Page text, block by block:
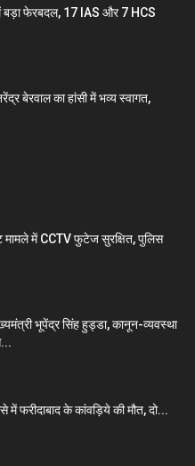
बड़ा फेरबदल, 17 IAS और 7 HCS
बेरवाल का हांसी में भव्य स्वागत,
मामले में CCTV फुटेज सुरक्षित, पुलिस
भूपेंद्र सिंह हुड्डा, कानून-व्यवस्था
में फरीदाबाद के कांवड़िये की मौत, दो...